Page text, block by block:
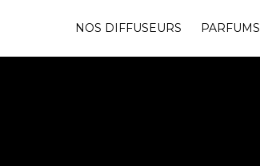
NOS DIFFUSEURS PARFUMS